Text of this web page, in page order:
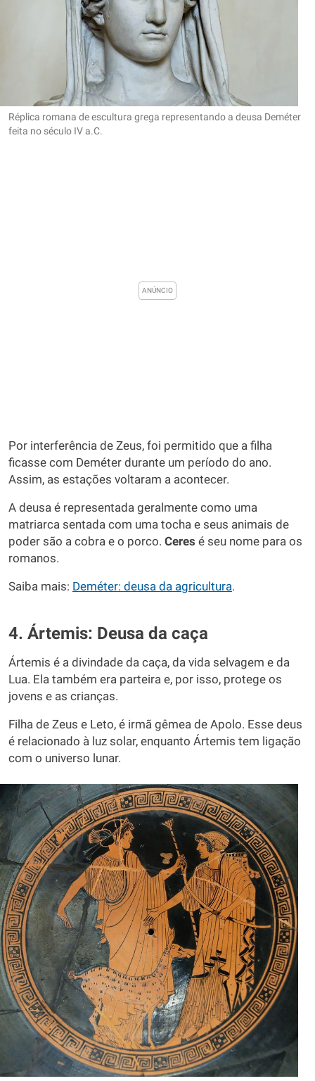
Réplica romana de escultura grega representando a deusa Deméter
feita no século IV a.C.
Por interferência de Zeus, foi permitido que a filha
ficasse com Deméter durante um período do ano.
Assim, as estações voltaram a acontecer.
A deusa é representada geralmente como uma
matriarca sentada com uma tocha e seus animais de
poder são a cobra e o porco. Ceres é seu nome para os
romanos.
Saiba mais: Deméter: deusa da agricultura.
4. Ártemis: Deusa da caça
Ártemis é a divindade da caça, da vida selvagem e da
Lua. Ela também era parteira e, por isso, protege os
jovens e as crianças.
Filha de Zeus e Leto, é irmã gêmea de Apolo. Esse deus
é relacionado à luz solar, enquanto Ártemis tem ligação
com o universo lunar.